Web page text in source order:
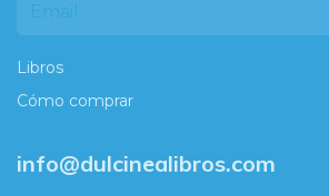
Libros
Cómo comprar
info@dulcinealibros.com